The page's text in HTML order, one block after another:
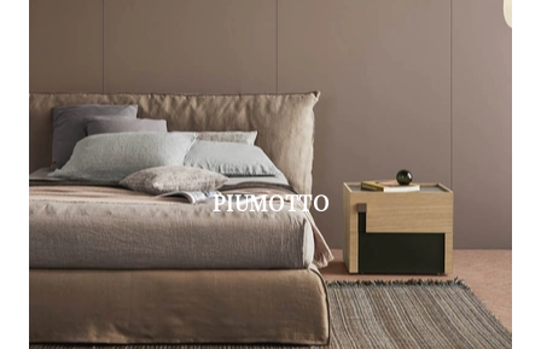
PIUMOTTO